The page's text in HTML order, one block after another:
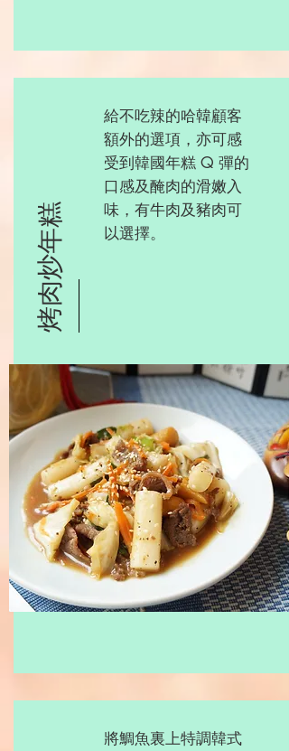
烤肉炒年糕
給不吃辣的哈韓顧客
額外的選項，亦可感
受到韓國年糕 Q 彈的
口感及醃肉的滑嫩入
味，有牛肉及豬肉可
以選擇。
將鯛魚裏上特調韓式